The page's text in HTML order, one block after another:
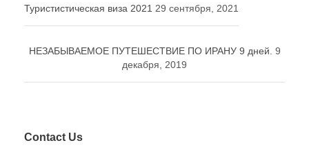
Туристистическая виза 2021 29 сентября, 2021
НЕЗАБЫВАЕМОЕ ПУТЕШЕСТВИЕ ПО ИРАНУ 9 дней. 9
декабря, 2019
Contact Us